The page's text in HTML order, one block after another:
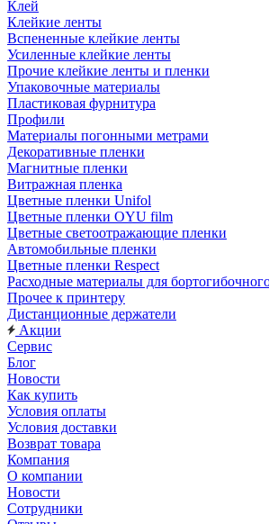
Клей
Клейкие ленты
Вспененные клейкие ленты
Усиленные клейкие ленты
Прочие клейкие ленты и пленки
Упаковочные материалы
Пластиковая фурнитура
Профили
Материалы погонными метрами
Декоративные пленки
Магнитные пленки
Витражная пленка
Цветные пленки Unifol
Цветные пленки OYU film
Цветные светоотражающие пленки
Автомобильные пленки
Цветные пленки Respect
Расходные материалы для
Прочее к принтеру
Дистанционные держатели
Акции
Сервис
Блог
Новости
Как купить
Условия оплаты
Условия доставки
Возврат товара
Компания
О компании
Новости
Сотрудники